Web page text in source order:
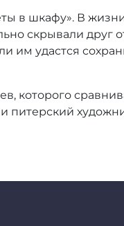
в шкафу». В
скрывали
им удастся
которого
питерский